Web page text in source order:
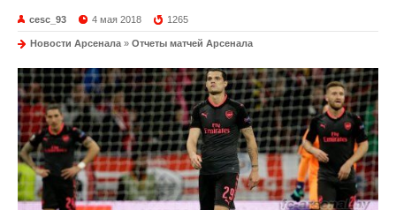
cesc_93 4 мая 2018 1265
Новости Арсенала » Отчеты матчей Арсенала